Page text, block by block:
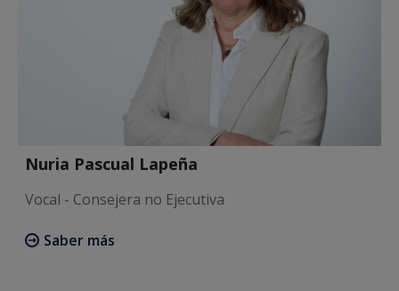
Nuria Pascual Lapeña
Vocal - Consejera no Ejecutiva
Saber más